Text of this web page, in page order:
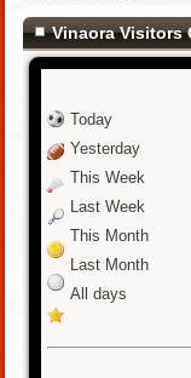
Vinaora Visitors
Today
Yesterday
This Week
Last Week
This Month
Last Month
All days